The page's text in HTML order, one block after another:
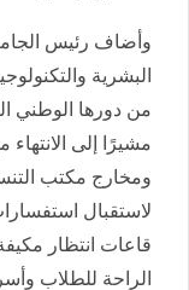
وأضاف رئيس
البشرية
من دورها الوطني
مشيرًا إلى
ومخارج مكتب
لاستقبال
قاعات انتظار
الراحة للطلاب